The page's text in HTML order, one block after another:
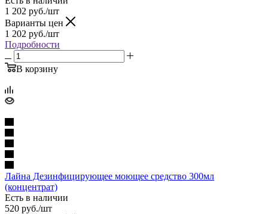
1 202 руб./шт
Варианты цен
1 202 руб./шт
Подробности
В корзину
Лайна Дезинфицирующее моющее средство 300мл
(концентрат)
Есть в наличии
520 руб./шт